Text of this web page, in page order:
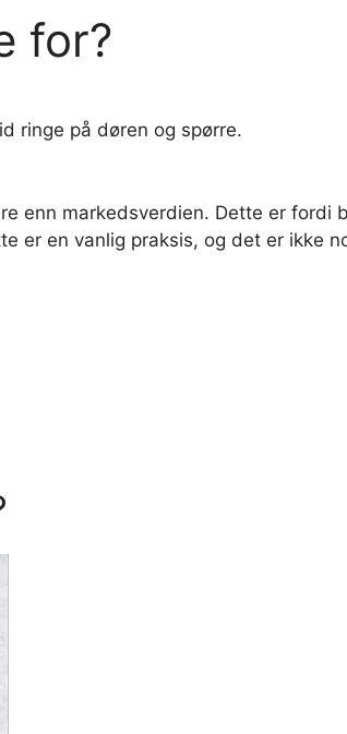
for?
ringe på døren og spørre.
enn markedsverdien. Dette er fordi
er en vanlig praksis, og det er ikke